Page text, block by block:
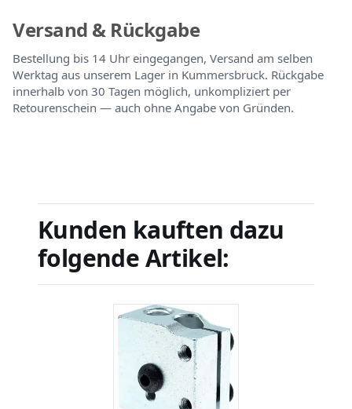
Versand & Rückgabe
Bestellung bis 14 Uhr eingegangen, Versand am selben
Werktag aus unserem Lager in Kummersbruck. Rückgabe
innerhalb von 30 Tagen möglich, unkompliziert per
Retourenschein — auch ohne Angabe von Gründen.
Kunden kauften dazu
folgende Artikel: